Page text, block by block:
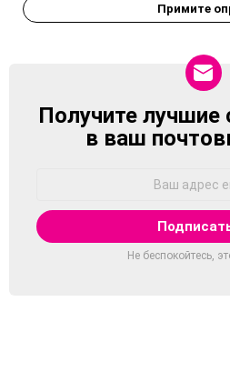
Примите
NEWSLETTER
Получите лучшие
в ваш
Не беспокойтесь,